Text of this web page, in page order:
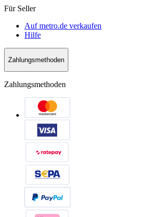
Für Seller
Auf metro.de verkaufen
Hilfe
Zahlungsmethoden
Zahlungsmethoden